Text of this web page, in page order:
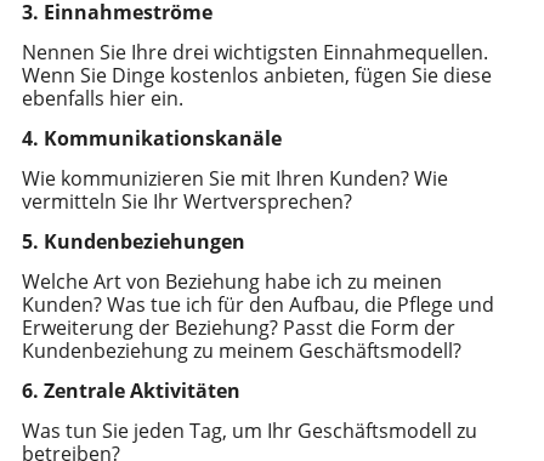
3. Einnahmeströme
Nennen Sie Ihre drei wichtigsten Einnahmequellen.
Wenn Sie Dinge kostenlos anbieten, fügen Sie diese
ebenfalls hier ein.
4. Kommunikationskanäle
Wie kommunizieren Sie mit Ihren Kunden? Wie
vermitteln Sie Ihr Wertversprechen?
5. Kundenbeziehungen
Welche Art von Beziehung habe ich zu meinen
Kunden? Was tue ich für den Aufbau, die Pflege und
Erweiterung der Beziehung? Passt die Form der
Kundenbeziehung zu meinem Geschäftsmodell?
6. Zentrale Aktivitäten
Was tun Sie jeden Tag, um Ihr Geschäftsmodell zu
betreiben?